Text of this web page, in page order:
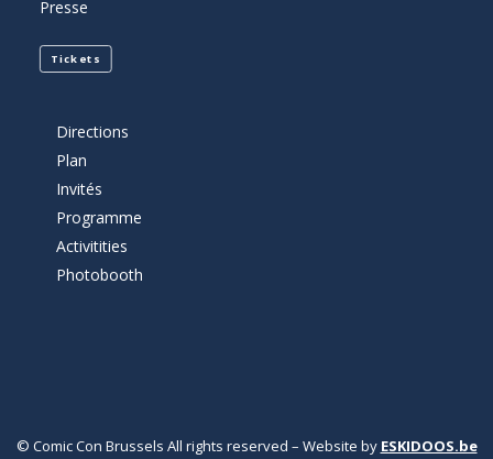
Presse
Tickets
Directions
Plan
Invités
Programme
Activitities
Photobooth
© Comic Con Brussels All rights reserved – Website by ESKIDOOS.be